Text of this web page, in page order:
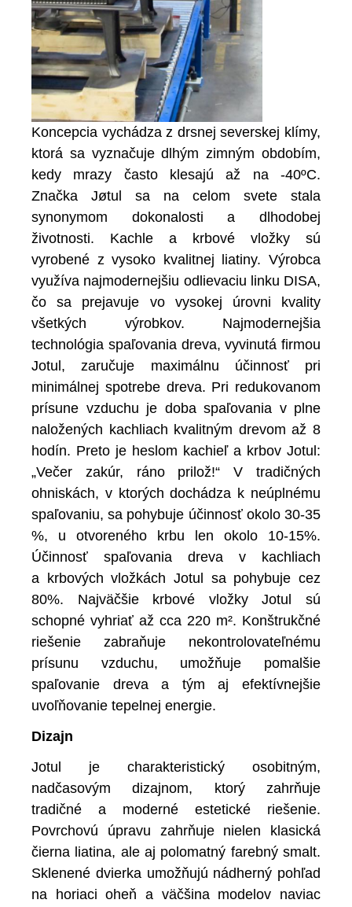
Koncepcia vychádza z drsnej severskej klímy,
ktorá sa vyznačuje dlhým zimným obdobím,
kedy mrazy často klesajú až na -40ºC.
Značka Jøtul sa na celom svete stala
synonymom dokonalosti a dlhodobej
životnosti. Kachle a krbové vložky sú
vyrobené z vysoko kvalitnej liatiny. Výrobca
využíva najmodernejšiu odlievaciu linku DISA,
čo sa prejavuje vo vysokej úrovni kvality
všetkých výrobkov. Najmodernejšia
technológia spaľovania dreva, vyvinutá firmou
Jotul, zaručuje maximálnu účinnosť pri
minimálnej spotrebe dreva. Pri redukovanom
prísune vzduchu je doba spaľovania v plne
naložených kachliach kvalitným drevom až 8
hodín. Preto je heslom kachieľ a krbov Jotul:
„Večer zakúr, ráno prilož!“ V tradičných
ohniskách, v ktorých dochádza k neúplnému
spaľovaniu, sa pohybuje účinnosť okolo 30-35
%, u otvoreného krbu len okolo 10-15%.
Účinnosť spaľovania dreva v kachliach
a krbových vložkách Jotul sa pohybuje cez
80%. Najväčšie krbové vložky Jotul sú
schopné vyhriať až cca 220 m². Konštrukčné
riešenie zabraňuje nekontrolovateľnému
prísunu vzduchu, umožňuje pomalšie
spaľovanie dreva a tým aj efektívnejšie
uvoľňovanie tepelnej energie.
Dizajn
Jotul je charakteristický osobitným,
nadčasovým dizajnom, ktorý zahrňuje
tradičné a moderné estetické riešenie.
Povrchovú úpravu zahrňuje nielen klasická
čierna liatina, ale aj polomatný farebný smalt.
Sklenené dvierka umožňujú nádherný pohľad
na horiaci oheň a väčšina modelov naviac